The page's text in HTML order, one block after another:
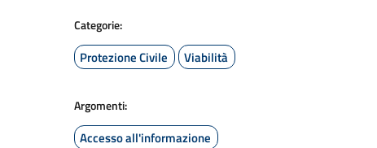
Categorie:
Protezione Civile Viabilità
Argomenti:
Accesso all'informazione